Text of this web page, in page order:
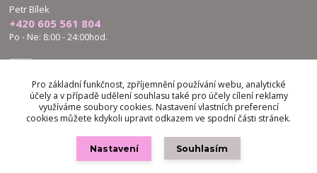
Petr Bílek
+420 605 561 804
Po - Ne: 8:00 - 24:00hod.
bilek.petr@skloproradost.cz
Pro základní funkčnost, zpříjemnění používání webu, analytické
účely a v případě udělení souhlasu také pro účely cílení reklamy
využíváme soubory cookies. Nastavení vlastních preferencí
cookies můžete kdykoli upravit odkazem ve spodní části stránek.
Nastavení Souhlasím